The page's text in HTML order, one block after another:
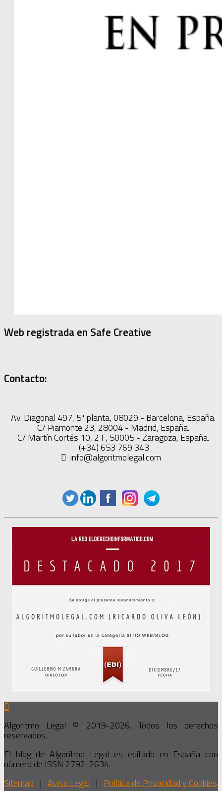
Web registrada en Safe Creative
Contacto:
Av. Diagonal 497, 5ª planta, 08029 - Barcelona, España.
C/ Piamonte 23, 28004 - Madrid, España.
C/ Martín Cortés 10, 2 F, 50005 - Zaragoza, España.
(+34) 653 769 343
info@algoritmolegal.com
Algoritmo Legal © 2019-2026. Todos los derechos
reservados.
El blog de Algoritmo Legal es editado en España con
número de ISSN 2792-2634.
Sitemap | Aviso Legal | Política de Privacidad y Cookies